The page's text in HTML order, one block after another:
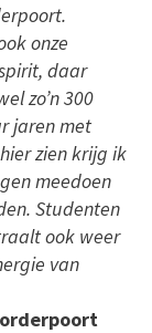
onze
daar
zo’n 300
jaren met
zien krijg ik
meedoen
Studenten
ook weer
van